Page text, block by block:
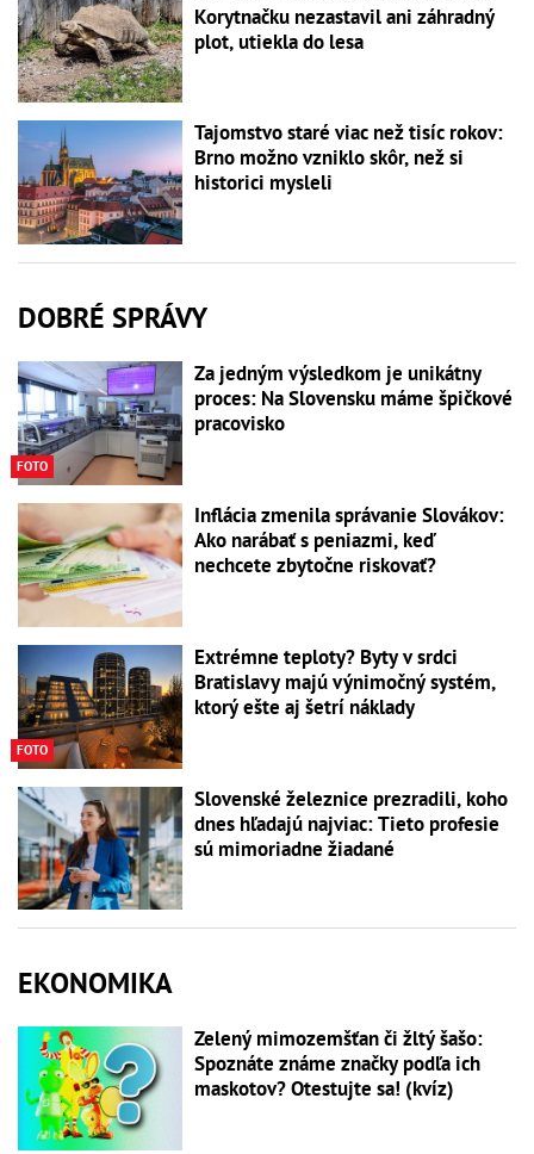
Korytnačku nezastavil ani záhradný
plot, utiekla do lesa
Tajomstvo staré viac než tisíc rokov:
Brno možno vzniklo skôr, než si
historici mysleli
DOBRÉ SPRÁVY
FOTO
Za jedným výsledkom je unikátny
proces: Na Slovensku máme špičkové
pracovisko
Inflácia zmenila správanie Slovákov:
Ako narábať s peniazmi, keď
nechcete zbytočne riskovať?
FOTO
Extrémne teploty? Byty v srdci
Bratislavy majú výnimočný systém,
ktorý ešte aj šetrí náklady
Slovenské železnice prezradili, koho
dnes hľadajú najviac: Tieto profesie
sú mimoriadne žiadané
EKONOMIKA
Zelený mimozemšťan či žltý šašo:
Spoznáte známe značky podľa ich
maskotov? Otestujte sa! (kvíz)